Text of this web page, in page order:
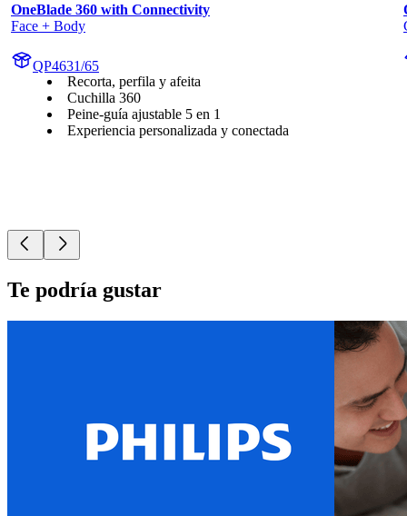
OneBlade 360 with Connectivity
Face + Body
QP4631/65
Recorta, perfila y afeita
Cuchilla 360
Peine-guía ajustable 5 en 1
Experiencia personalizada y conectada
Te podría gustar